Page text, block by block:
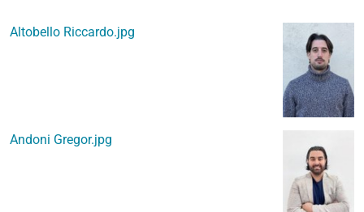
Altobello Riccardo.jpg
Andoni Gregor.jpg